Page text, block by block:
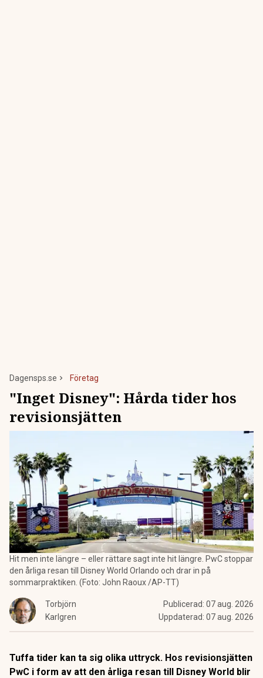
Dagensps.se Företag
"Inget Disney": Hårda tider hos
revisionsjätten
Hit men inte längre – eller rättare sagt inte hit längre. PwC stoppar
den årliga resan till Disney World Orlando och drar in på
sommarpraktiken. (Foto: John Raoux /AP-TT)
Torbjörn
Karlgren
Publicerad: 07 aug. 2026
Uppdaterad: 07 aug. 2026
Tuffa tider kan ta sig olika uttryck. Hos revisionsjätten
PwC i form av att den årliga resan till Disney World blir